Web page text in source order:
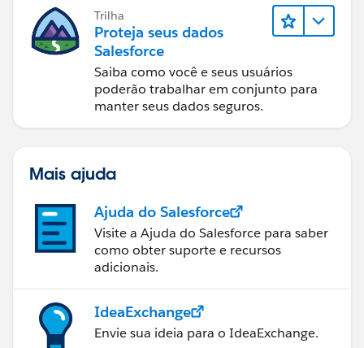
Trilha
Proteja seus dados
Salesforce
Saiba como você e seus usuários
poderão trabalhar em conjunto para
manter seus dados seguros.
Mais ajuda
Ajuda do Salesforce
Visite a Ajuda do Salesforce para saber
como obter suporte e recursos
adicionais.
IdeaExchange
Envie sua ideia para o IdeaExchange.